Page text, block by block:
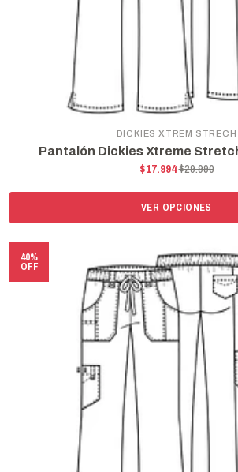
DICKIES XTREM STRECH
Pantalón Dickies Xtreme
$17.994$29.990
VER OPCIONES
40%
OFF